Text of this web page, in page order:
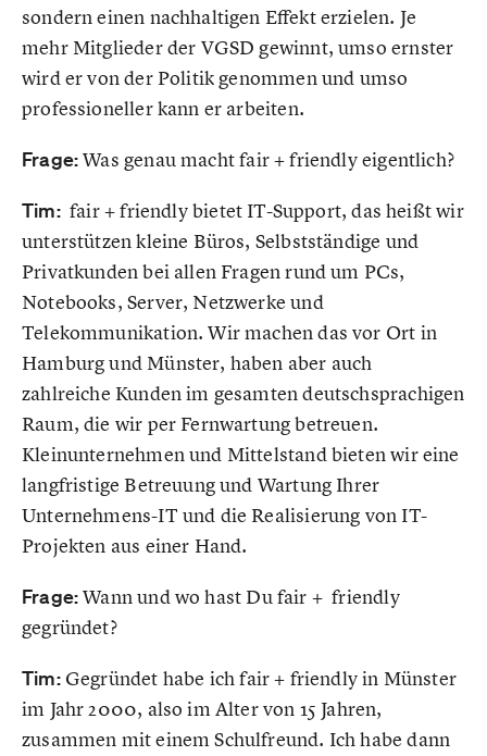
sondern einen nachhaltigen Effekt erzielen. Je
mehr Mitglieder der VGSD gewinnt, umso ernster
wird er von der Politik genommen und umso
professioneller kann er arbeiten.
Frage:Was genau macht fair + friendly eigentlich?
Tim:fair + friendly bietet IT-Support, das heißt wir
unterstützen kleine Büros, Selbstständige und
Privatkunden bei allen Fragen rund um PCs,
Notebooks, Server, Netzwerke und
Telekommunikation. Wir machen das vor Ort in
Hamburg und Münster, haben aber auch
zahlreiche Kunden im gesamten deutschsprachigen
Raum, die wir per Fernwartung betreuen.
Kleinunternehmen und Mittelstand bieten wir eine
langfristige Betreuung und Wartung Ihrer
Unternehmens-IT und die Realisierung von IT-
Projekten aus einer Hand.
Frage:Wann und wo hast Du fair + friendly
gegründet?
Tim:Gegründet habe ich fair + friendly in Münster
im Jahr 2000, also im Alter von 15 Jahren,
zusammen mit einem Schulfreund. Ich habe dann